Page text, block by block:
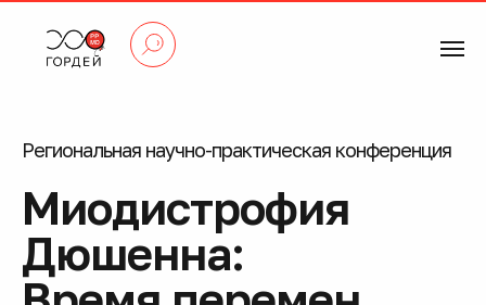
Региональная научно-практическая конференция
Миодистрофия
Дюшенна: